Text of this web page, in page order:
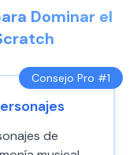
Dominar el
Consejo Pro #1
de